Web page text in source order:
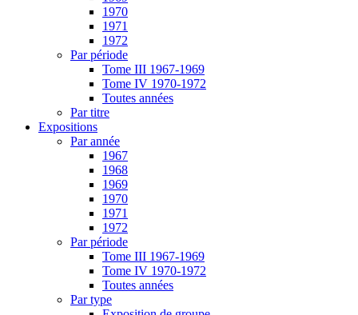
1970
1971
1972
Par période
Tome III 1967-1969
Tome IV 1970-1972
Toutes années
Par titre
Expositions
Par année
1967
1968
1969
1970
1971
1972
Par période
Tome III 1967-1969
Tome IV 1970-1972
Toutes années
Par type